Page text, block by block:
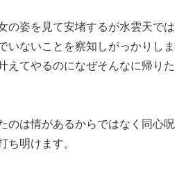
の姿を見て安堵するが水雲天では
いないことを察知しがっかりしま
えてやるのになぜそんなに帰りた
のは情があるからではなく同心呪
ち明けます。